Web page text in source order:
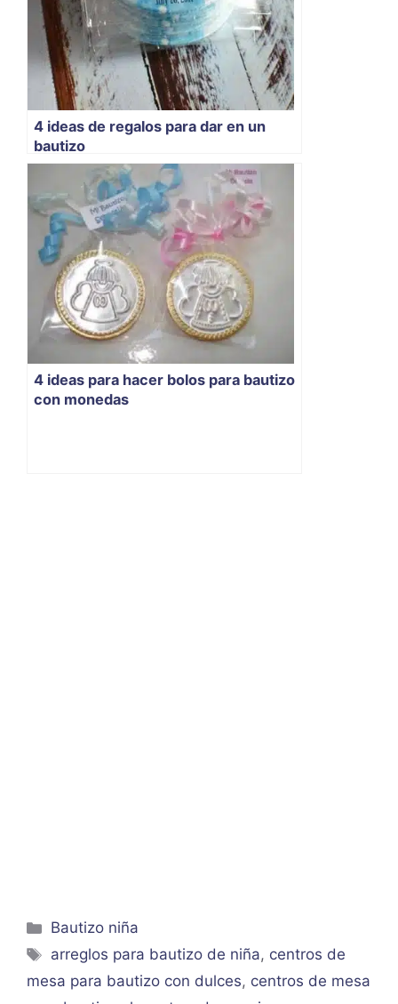
4 ideas de regalos para dar en un
bautizo
4 ideas para hacer bolos para bautizo
con monedas
Categorías
Bautizo niña
Etiquetas
arreglos para bautizo de niña, centros de
mesa para bautizo con dulces, centros de mesa